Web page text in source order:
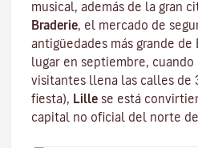
musical, además de la gran
Braderie, el mercado de
antigüedades más grande de
lugar en septiembre,
visitantes llena las calles de
fiesta), Lille se está
capital no oficial del norte de